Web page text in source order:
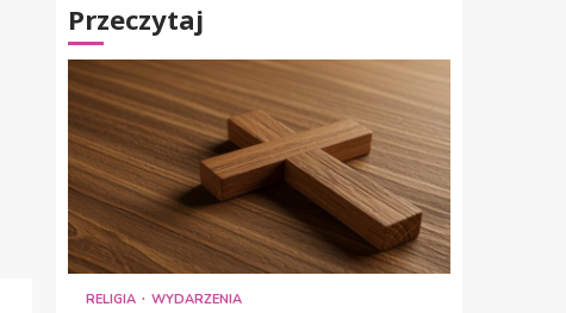
Przeczytaj
RELIGIA WYDARZENIA